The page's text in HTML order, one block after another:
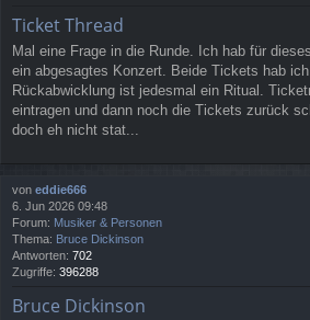
Ticket Thread
Mal eine Frage in die Runde. Ich hab für
ein abgesagtes Konzert. Beide Tickets hab
Rückabwicklung ist jedesmal ein Ritual.
eintragen und dann noch die Tickets zurück
doch eh nicht stat...
von eddie666
6. Jun 2026 09:48
Forum: Musiker & Personen
Thema: Bruce Dickinson
Antworten: 702
Zugriffe: 396288
Bruce Dickinson